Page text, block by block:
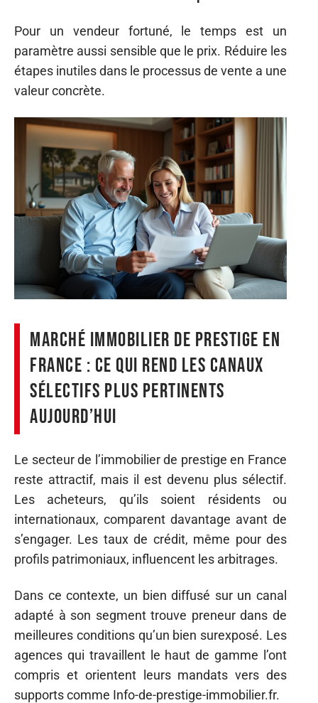
Pour un vendeur fortuné, le temps est un
paramètre aussi sensible que le prix. Réduire les
étapes inutiles dans le processus de vente a une
valeur concrète.
Marché immobilier de prestige en
France : ce qui rend les canaux
sélectifs plus pertinents
aujourd’hui
Le secteur de l’immobilier de prestige en France
reste attractif, mais il est devenu plus sélectif.
Les acheteurs, qu’ils soient résidents ou
internationaux, comparent davantage avant de
s’engager. Les taux de crédit, même pour des
profils patrimoniaux, influencent les arbitrages.
Dans ce contexte, un bien diffusé sur un canal
adapté à son segment trouve preneur dans de
meilleures conditions qu’un bien surexposé. Les
agences qui travaillent le haut de gamme l’ont
compris et orientent leurs mandats vers des
supports comme Info-de-prestige-immobilier.fr.